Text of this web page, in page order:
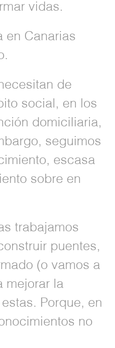
vidas.
en Canarias
de
social, en los
domiciliaria,
seguimos
escasa
sobre en
trabajamos
puentes,
(o vamos a
mejorar la
Porque, en
no